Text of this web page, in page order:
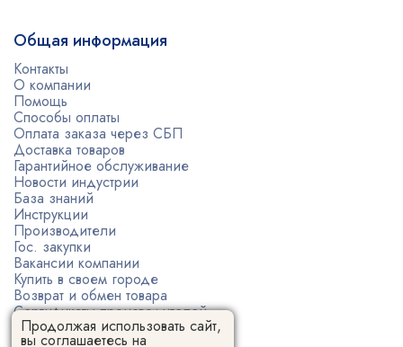
Общая информация
Контакты
О компании
Помощь
Способы оплаты
Оплата заказа через СБП
Доставка товаров
Гарантийное обслуживание
Новости индустрии
База знаний
Инструкции
Производители
Гос. закупки
Вакансии компании
Купить в своем городе
Возврат и обмен товара
Сертификаты производителей
Политика конфиденциальности
Продолжая использовать сайт,
вы соглашаетесь на